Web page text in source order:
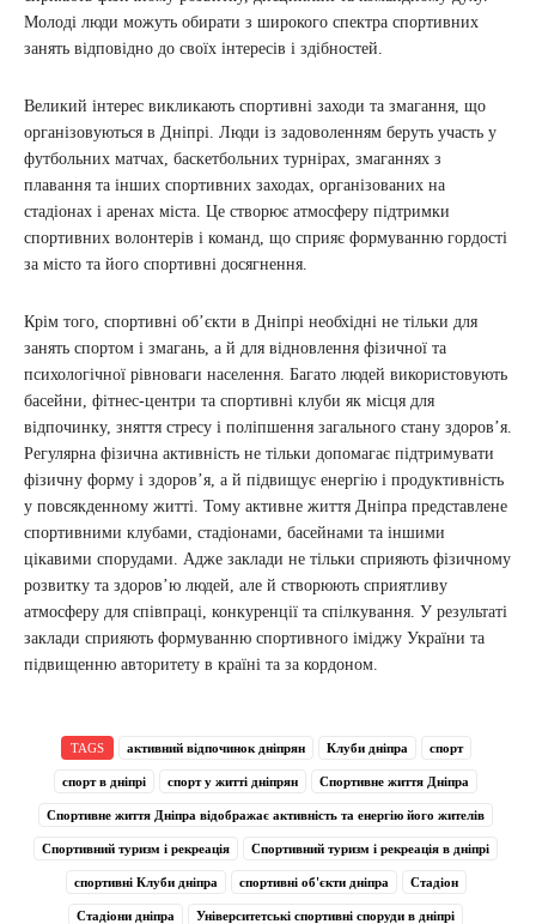
Молоді люди можуть обирати з широкого спектра спортивних
занять відповідно до своїх інтересів і здібностей.
Великий інтерес викликають спортивні заходи та змагання, що
організовуються в Дніпрі. Люди із задоволенням беруть участь у
футбольних матчах, баскетбольних турнірах, змаганнях з
плавання та інших спортивних заходах, організованих на
стадіонах і аренах міста. Це створює атмосферу підтримки
спортивних волонтерів і команд, що сприяє формуванню гордості
за місто та його спортивні досягнення.
Крім того, спортивні об’єкти в Дніпрі необхідні не тільки для
занять спортом і змагань, а й для відновлення фізичної та
психологічної рівноваги населення. Багато людей використовують
басейни, фітнес-центри та спортивні клуби як місця для
відпочинку, зняття стресу і поліпшення загального стану здоров’я.
Регулярна фізична активність не тільки допомагає підтримувати
фізичну форму і здоров’я, а й підвищує енергію і продуктивність
у повсякденному житті. Тому активне життя Дніпра представлене
спортивними клубами, стадіонами, басейнами та іншими
цікавими спорудами. Адже заклади не тільки сприяють фізичному
розвитку та здоров’ю людей, але й створюють сприятливу
атмосферу для співпраці, конкуренції та спілкування. У результаті
заклади сприяють формуванню спортивного іміджу України та
підвищенню авторитету в країні та за кордоном.
TAGS активний відпочинок дніпрян Клуби дніпра спорт
спорт в дніпрі спорт у житті дніпрян Спортивне життя Дніпра
Спортивне життя Дніпра відображає активність та енергію його жителів
Спортивний туризм і рекреація Спортивний туризм і рекреація в дніпрі
спортивні Клуби дніпра спортивні об'єкти дніпра Стадіон
Стадіони дніпра Університетські спортивні споруди в дніпрі